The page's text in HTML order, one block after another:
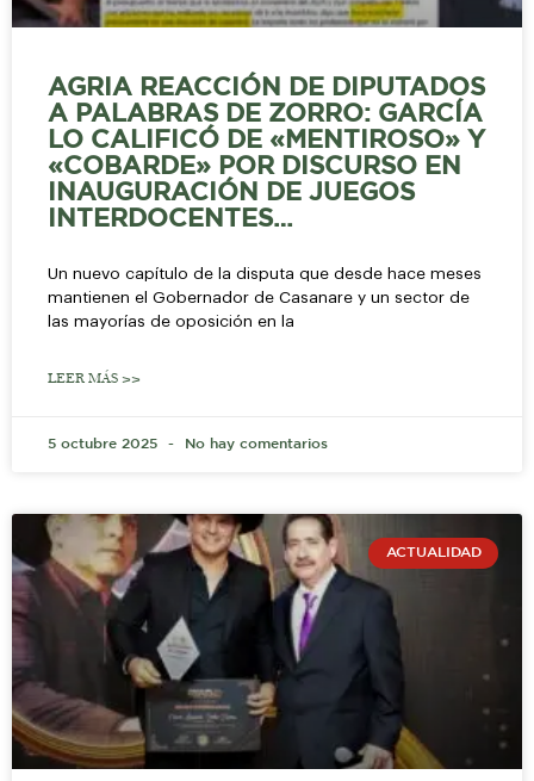
AGRIA REACCIÓN DE DIPUTADOS
A PALABRAS DE ZORRO: GARCÍA
LO CALIFICÓ DE «MENTIROSO» Y
«COBARDE» POR DISCURSO EN
INAUGURACIÓN DE JUEGOS
INTERDOCENTES…
Un nuevo capítulo de la disputa que desde hace meses
mantienen el Gobernador de Casanare y un sector de
las mayorías de oposición en la
LEER MÁS >>
5 octubre 2025 No hay comentarios
ACTUALIDAD